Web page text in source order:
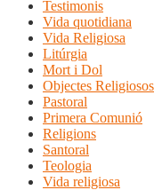
Testimonis
Vida quotidiana
Vida Religiosa
Litúrgia
Mort i Dol
Objectes Religiosos
Pastoral
Primera Comunió
Religions
Santoral
Teologia
Vida religiosa